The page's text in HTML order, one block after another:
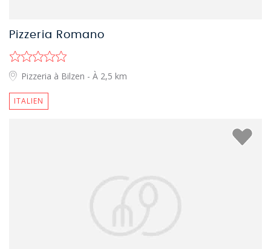
Pizzeria Romano
Pizzeria à Bilzen - À 2,5 km
ITALIEN